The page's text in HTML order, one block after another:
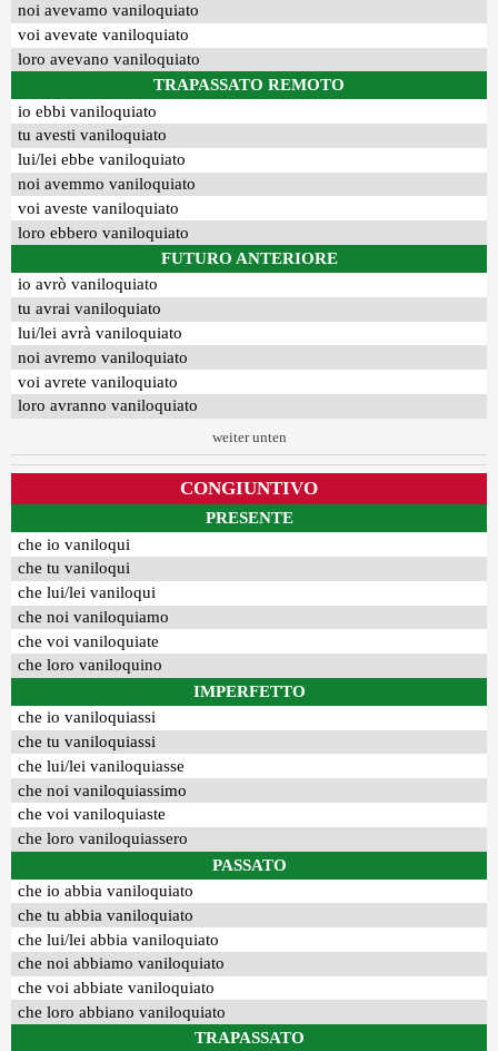
noi avevamo vaniloquiato
voi avevate vaniloquiato
loro avevano vaniloquiato
TRAPASSATO REMOTO
io ebbi vaniloquiato
tu avesti vaniloquiato
lui/lei ebbe vaniloquiato
noi avemmo vaniloquiato
voi aveste vaniloquiato
loro ebbero vaniloquiato
FUTURO ANTERIORE
io avrò vaniloquiato
tu avrai vaniloquiato
lui/lei avrà vaniloquiato
noi avremo vaniloquiato
voi avrete vaniloquiato
loro avranno vaniloquiato
weiter unten
CONGIUNTIVO
PRESENTE
che io vaniloqui
che tu vaniloqui
che lui/lei vaniloqui
che noi vaniloquiamo
che voi vaniloquiate
che loro vaniloquino
IMPERFETTO
che io vaniloquiassi
che tu vaniloquiassi
che lui/lei vaniloquiasse
che noi vaniloquiassimo
che voi vaniloquiaste
che loro vaniloquiassero
PASSATO
che io abbia vaniloquiato
che tu abbia vaniloquiato
che lui/lei abbia vaniloquiato
che noi abbiamo vaniloquiato
che voi abbiate vaniloquiato
che loro abbiano vaniloquiato
TRAPASSATO